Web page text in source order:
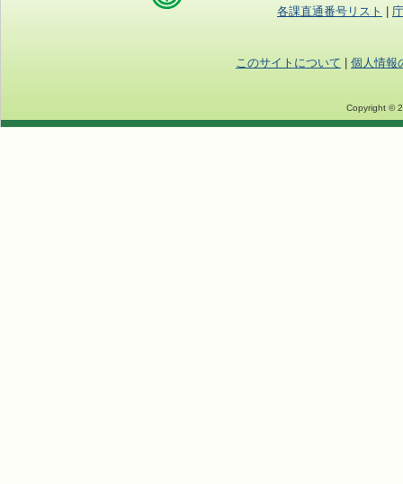
各課直通番号リスト
このサイトについて 個人情報
Copyright ©